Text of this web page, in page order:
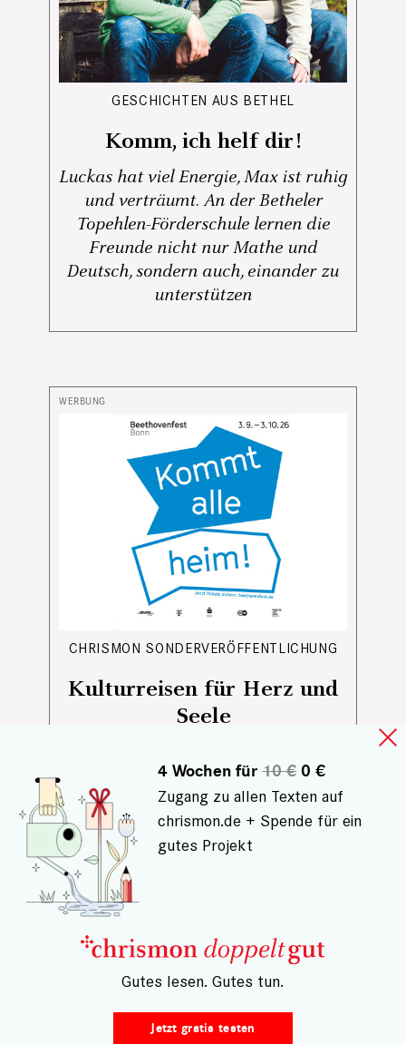
GESCHICHTEN AUS BETHEL
Komm, ich helf dir!
Luckas hat viel Energie, Max ist ruhig
und verträumt. An der Betheler
Topehlen-Förderschule lernen die
Freunde nicht nur Mathe und
Deutsch, sondern auch, einander zu
unterstützen
CHRISMON SONDERVERÖFFENTLICHUNG
Kulturreisen für Herz und
Seele
über indigene Perspektiven auf
Amazonien bis zu großen
Musikfestivals und besonderen
Kulturreisen: Diese Tipps laden dazu
ein, Kultur bewusst zu erleben – nah
und fern, neugierig und offen.
4 Wochen für10 €0 €
Zugang zu allen Texten auf
chrismon.de + Spende für ein
gutes Projekt
– Gutes lesen. Gutes tun.
Jetzt gratis testen